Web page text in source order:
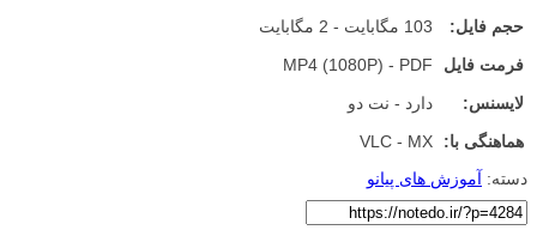
حجم فایل:
103 مگابایت - 2 مگابایت
فرمت فایل
MP4 (1080P) - PDF
لایسنس:
دارد - نت دو
هماهنگی با:
VLC - MX
دسته: آموزش های پیانو